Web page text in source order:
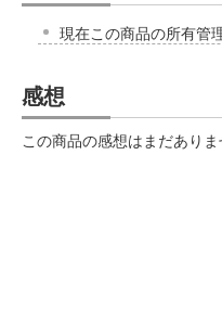
現在この商品の所有管
感想
この商品の感想はまだありま